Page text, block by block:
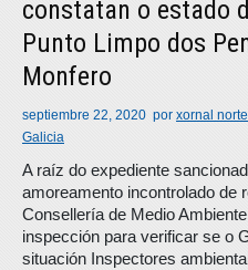
constatan o estado
Punto Limpo dos
Monfero
septiembre 22, 2020 por xornal norte
Galicia
A raíz do expediente
amoreamento incontrolado de
Consellería de Medio
inspección para verificar se o
situación Inspectores